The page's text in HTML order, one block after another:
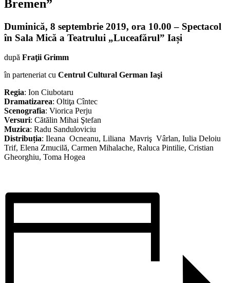
Bremen”
Duminică, 8 septembrie 2019, ora 10.00 – Spectacol
în Sala Mică a Teatrului „Luceafărul” Iași
după Fraţii Grimm
în parteneriat cu Centrul Cultural German Iaşi
Regia: Ion Ciubotaru
Dramatizarea: Oltiţa Cîntec
Scenografia: Viorica Perju
Versuri: Cătălin Mihai Ştefan
Muzica: Radu Sanduloviciu
Distribuția: Ileana Ocneanu, Liliana Mavriş Vârlan, Iulia Deloiu
Trif, Elena Zmucilă, Carmen Mihalache, Raluca Pintilie, Cristian
Gheorghiu, Toma Hogea